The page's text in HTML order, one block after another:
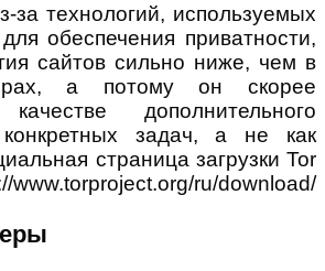
за технологий, используемых
обеспечения приватности,
сайтов сильно ниже, чем в
а потому он скорее
дополнительного
задач, а не как
страница загрузки Tor
www.torproject.org/ru/download/